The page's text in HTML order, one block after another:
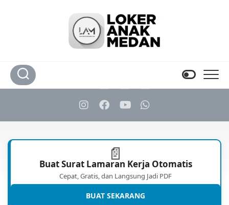
📄
Buat Surat Lamaran Kerja Otomatis
Cepat, Gratis, dan Langsung Jadi PDF
BUAT SEKARANG